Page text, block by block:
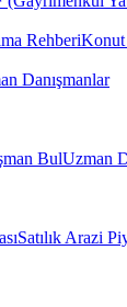
RehberiKonut
Danışmanlar
BulUzman
Satılık Arazi